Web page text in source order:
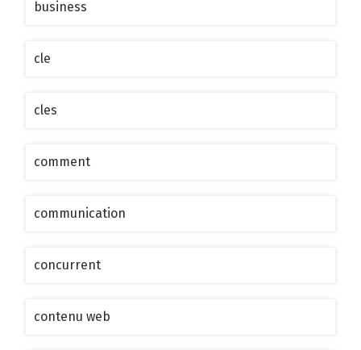
business
cle
cles
comment
communication
concurrent
contenu web